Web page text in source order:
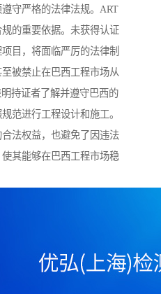
守严格的法律法规。ART
的重要依据。未获得认证
目，将面临严厉的法律制
被禁止在巴西工程市场从
持证者了解并遵守巴西的
范进行工程设计和施工。
法权益，也避免了因违法
其能够在巴西工程市场稳